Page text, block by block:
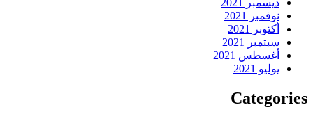
ديسمبر 2021
نوفمبر 2021
أكتوبر 2021
سبتمبر 2021
أغسطس 2021
يوليو 2021
Categories